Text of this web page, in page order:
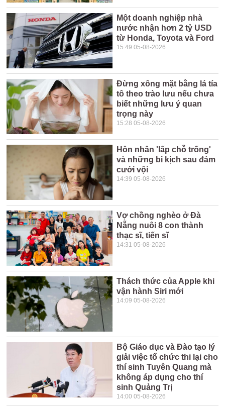
Một doanh nghiệp nhà
nước nhận hơn 2 tỷ USD
từ Honda, Toyota và Ford
15:49 05-08-2026
Đừng xông mặt bằng lá tía
tô theo trào lưu nếu chưa
biết những lưu ý quan
trọng này
15:28 05-08-2026
Hôn nhân 'lấp chỗ trống'
và những bi kịch sau đám
cưới vội
14:39 05-08-2026
Vợ chồng nghèo ở Đà
Nẵng nuôi 8 con thành
thạc sĩ, tiến sĩ
14:31 05-08-2026
Thách thức của Apple khi
vận hành Siri mới
14:09 05-08-2026
Bộ Giáo dục và Đào tạo lý
giải việc tổ chức thi lại cho
thí sinh Tuyên Quang mà
không áp dụng cho thí
sinh Quảng Trị
14:00 05-08-2026